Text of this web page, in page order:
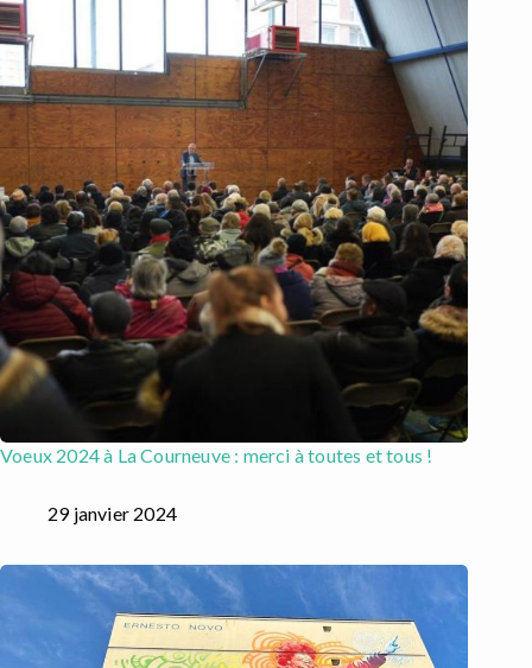
Voeux 2024 à La Courneuve : merci à toutes et tous !
29 janvier 2024